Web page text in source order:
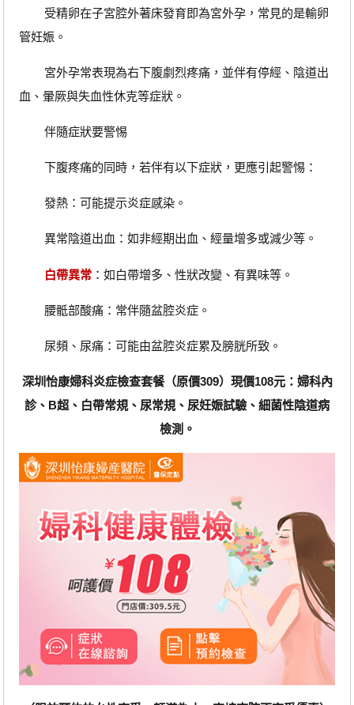
受精卵在子宮腔外著床發育即為宮外孕，常見的是輸卵
管妊娠。
宮外孕常表現為右下腹劇烈疼痛，並伴有停經、陰道出
血、暈厥與失血性休克等症狀。
伴隨症狀要警惕
下腹疼痛的同時，若伴有以下症狀，更應引起警惕：
發熱：可能提示炎症感染。
異常陰道出血：如非經期出血、經量增多或減少等。
白帶異常：如白帶增多、性狀改變、有異味等。
腰骶部酸痛：常伴隨盆腔炎症。
尿頻、尿痛：可能由盆腔炎症累及膀胱所致。
深圳怡康婦科炎症檢查套餐（原價309）現價108元：婦科內
診、B超、白帶常規、尿常規、尿妊娠試驗、細菌性陰道病
檢測。